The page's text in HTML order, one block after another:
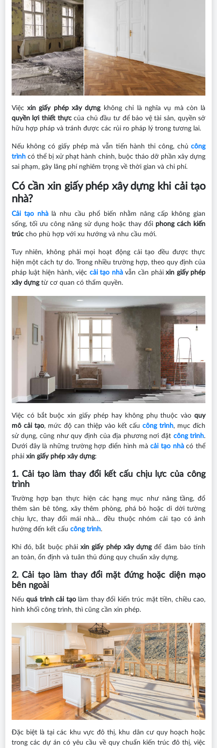
Việcxin giấy phép xây dựng không chỉ là nghĩa vụ mà còn là
quyền lợi thiết thựccủa chủ đầu tư để bảo vệ tài sản, quyền sở
hữu hợp pháp và tránh được các rủi ro pháp lý trong tương lai.
Nếu không có giấy phép mà vẫn tiến hành thi công, chủcông
trìnhcó thể bị xử phạt hành chính, buộc tháo dỡ phần xây dựng
sai phạm, gây lãng phí nghiêm trọng về thời gian và chi phí.
Có cần xin giấy phép xây dựng khi cải tạo
nhà?
Cải tạo nhàlà nhu cầu phổ biến nhằm nâng cấp không gian
sống, tối ưu công năng sử dụng hoặc thay đổi phong cách kiến
trúccho phù hợp với xu hướng và nhu cầu mới.
Tuy nhiên, không phải mọi hoạt động cải tạo đều được thực
hiện một cách tự do. Trong nhiều trường hợp, theo quy định của
pháp luật hiện hành, việc cải tạo nhàvẫn cần phảixin giấy phép
xây dựngtừ cơ quan có thẩm quyền.
Việc có bắt buộc xin giấy phép hay không phụ thuộc vàoquy
mô cải tạo, mức độ can thiệp vào kết cấu công trình, mục đích
sử dụng, cũng như quy định của địa phương nơi đặt công trình.
Dưới đây là những trường hợp điển hình màcải tạo nhàcó thể
phảixin giấy phép xây dựng:
1. Cải tạo làm thay đổi kết cấu chịu lực của công
trình
Trường hợp bạn thực hiện các hạng mục như nâng tầng, đổ
thêm sàn bê tông, xây thêm phòng, phá bỏ hoặc di dời tường
chịu lực, thay đổi mái nhà… đều thuộc nhóm cải tạo có ảnh
hưởng đến kết cấu công trình.
Khi đó, bắt buộc phảixin giấy phép xây dựngđể đảm bảo tính
an toàn, ổn định và tuân thủ đúng quy chuẩn xây dựng.
2. Cải tạo làm thay đổi mặt đứng hoặc diện mạo
bên ngoài
Nếuquá trình cải tạolàm thay đổi kiến trúc mặt tiền, chiều cao,
hình khối công trình, thì cũng cần xin phép.
Đặc biệt là tại các khu vực đô thị, khu dân cư quy hoạch hoặc
trong các dự án có yêu cầu về quy chuẩn kiến trúc đô thị, việc